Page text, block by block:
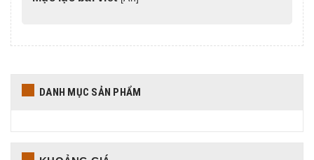
DANH MỤC SẢN PHẨM